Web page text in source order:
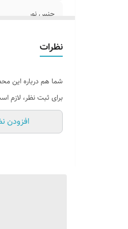
جنس نور
وسایل نصب
قابلیت نصب
نظرات
شما هم درباره این
برای ثبت نظر، لازم
افزودن